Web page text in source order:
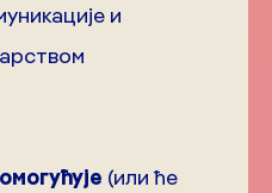
и
омогућује (или ће